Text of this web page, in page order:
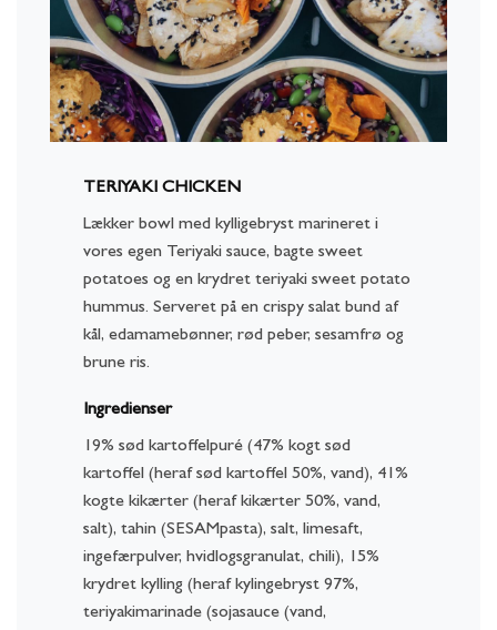
TERIYAKI CHICKEN
Lækker bowl med kylligebryst marineret i
vores egen Teriyaki sauce, bagte sweet
potatoes og en krydret teriyaki sweet potato
hummus. Serveret på en crispy salat bund af
kål, edamamebønner, rød peber, sesamfrø og
brune ris.
Ingredienser
19% sød kartoffelpuré (47% kogt sød
kartoffel (heraf sød kartoffel 50%, vand), 41%
kogte kikærter (heraf kikærter 50%, vand,
salt), tahin (SESAMpasta), salt, limesaft,
ingefærpulver, hvidlogsgranulat, chili), 15%
krydret kylling (heraf kylingebryst 97%,
teriyakimarinade (sojasauce (vand,